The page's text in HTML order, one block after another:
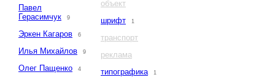
Павел
Герасимчук
9
Эркен Кагаров 6
Илья Михайлов 9
Олег Пащенко 4
объект
шрифт
1
транспорт
реклама
типографика
1